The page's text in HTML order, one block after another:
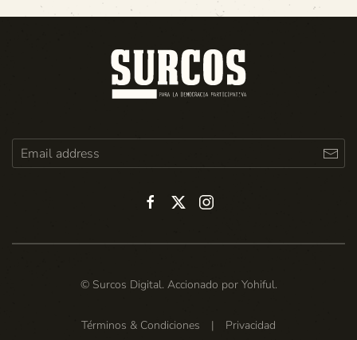
© Surcos Digital. Accionado por Yohiful.
Términos & Condiciones | Privacidad